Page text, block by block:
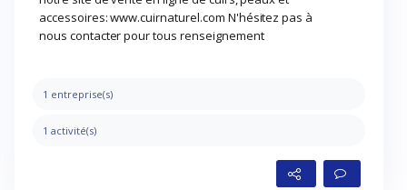
accessoires: www.cuirnaturel.com N'hésitez pas à
nous contacter pour tous renseignement
1 entreprise(s)
1 activité(s)